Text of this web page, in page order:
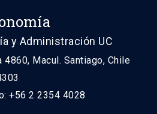
y Administración UC
4860, Macul. Santiago, Chile
+56 2 2354 4028